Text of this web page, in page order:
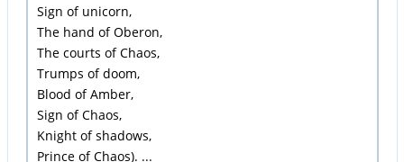
Sign of unicorn,
The hand of Oberon,
The courts of Chaos,
Trumps of doom,
Blood of Amber,
Sign of Chaos,
Knight of shadows,
Prince of Chaos). ...